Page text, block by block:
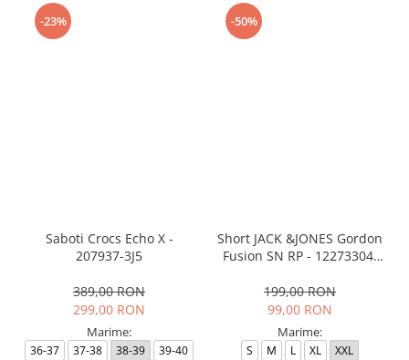
-23%
Saboti Crocs Echo X -
207937-3J5
389,00 RON
299,00 RON
Marime:
36-37 37-38 38-39
39-40
-50%
Short JACK &JONES Gordon
Fusion SN RP - 12273304-
199,00 RON
99,00 RON
Marime:
S M L XL XXL